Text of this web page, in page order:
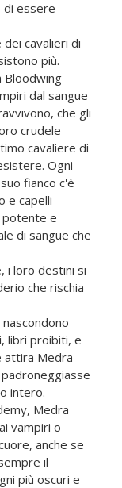
di essere
cavalieri di
più.
Bloodwing
dal sangue
che gli
crudele
cavaliere di
Ogni
fianco c'è
e capelli
potente e
di sangue che
i loro destini si
che rischia
libri proibiti, e
attira Medra
intero.
Medra
vampiri o
anche se
il
più oscuri e